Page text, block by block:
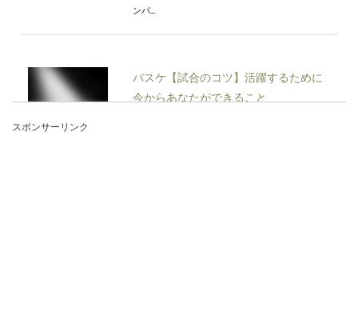
ンパ...
バスケ【試合のコツ】活躍するために
今からあなたができること
スポンサーリンク